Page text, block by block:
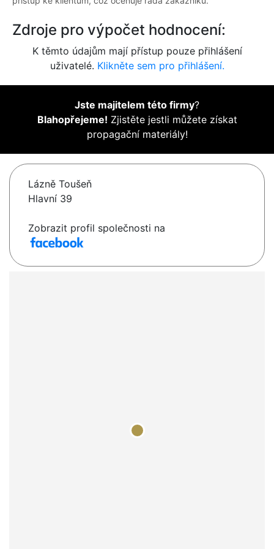
Zdroje pro výpočet hodnocení:
K těmto údajům mají přístup pouze přihlášení
uživatelé. Klikněte sem pro přihlášení.
Jste majitelem této firmy?
Blahopřejeme! Zjistěte jestli můžete získat
propagační materiály!
Lázně Toušeň
Hlavní 39
Zobrazit profil společnosti na